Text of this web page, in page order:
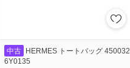
中古
HERMES トートバッグ 450032
6Y0135